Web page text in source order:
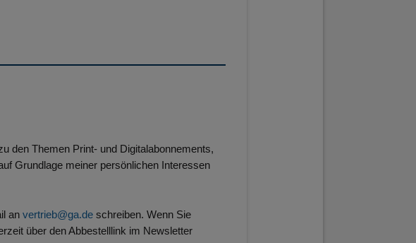
den Themen Print- und Digitalabonnements,
Grundlage meiner persönlichen Interessen
anvertrieb@ga.de schreiben. Wenn Sie
über den Abbestelllink im Newsletter